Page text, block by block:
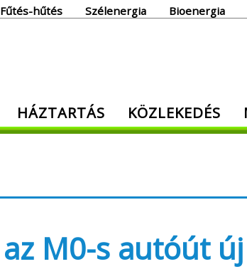
Fűtés-hűtés Szélenergia Bioenergia
HÁZTARTÁS KÖZLEKEDÉS
M0-s autóút új